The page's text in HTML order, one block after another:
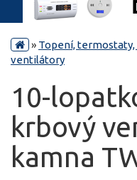
» Topení,
ventilátory
10-
krbový
kamna